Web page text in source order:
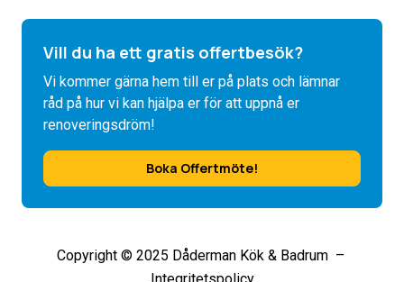
Vill du ha ett gratis offertbesök?
Vi kommer gärna hem till er på plats och lämnar
råd på hur vi kan hjälpa er för att uppnå er
renoveringsdröm!
Boka Offertmöte!
Copyright © 2025 Dåderman Kök & Badrum –